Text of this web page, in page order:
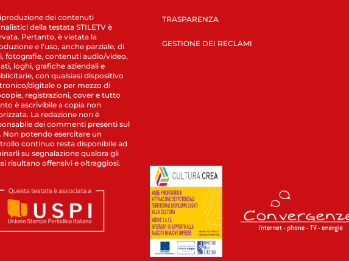
dei contenuti
della testata STILETV è
Pertanto, è vietata la
e l’uso, anche parziale, di
fotografie, contenuti audio/video,
loghi, grafiche aziendali e
con qualsiasi dispositivo
digitale o per mezzo di
registrazioni, cover e tutto
è ascrivibile a copia non
La redazione non è
dei commenti presenti sul
Non potendo esercitare un
continuo resta disponibile ad
su segnalazione qualora gli
risultano offensivi e oltraggiosi.
TRASPARENZA
GESTIONE DEI RECLAMI